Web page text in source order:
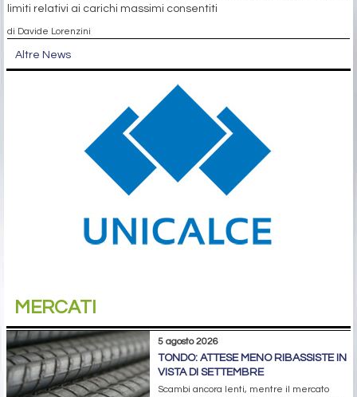
limiti relativi ai carichi massimi consentiti
di Davide Lorenzini
Altre News
MERCATI
5 agosto 2026
TONDO: ATTESE MENO RIBASSISTE IN
VISTA DI SETTEMBRE
Scambi ancora lenti, mentre il mercato